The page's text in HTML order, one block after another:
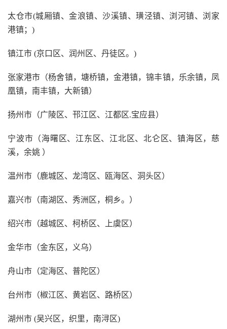
太仓市(城厢镇、金浪镇、沙溪镇、璜泾镇、浏河镇、浏家
港镇；)
镇江市 (京口区、润州区、丹徒区。)
张家港市（杨舍镇，塘桥镇，金港镇，锦丰镇，乐余镇，凤
凰镇，南丰镇，大新镇）
扬州市（广陵区、邗江区、江都区.宝应县）
宁波市（海曙区、江东区、江北区、北仑区、镇海区，慈
溪，余姚 ）
温州市（鹿城区、龙湾区、瓯海区、洞头区）
嘉兴市（南湖区、秀洲区，桐乡。）
绍兴市（越城区、柯桥区、上虞区）
金华市（金东区，义乌）
舟山市（定海区、普陀区）
台州市（椒江区、黄岩区、路桥区）
湖州市 (吴兴区，织里，南浔区)